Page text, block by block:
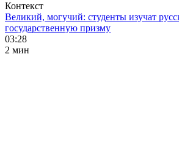
Контекст
Великий, могучий: студенты изучат
государственную призму
03:28
2 мин